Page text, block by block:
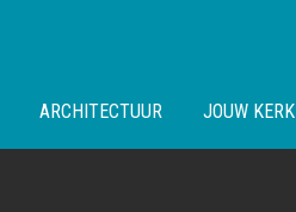
ARCHITECTUUR JOUW KERK